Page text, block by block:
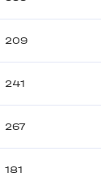
209
241
267
181